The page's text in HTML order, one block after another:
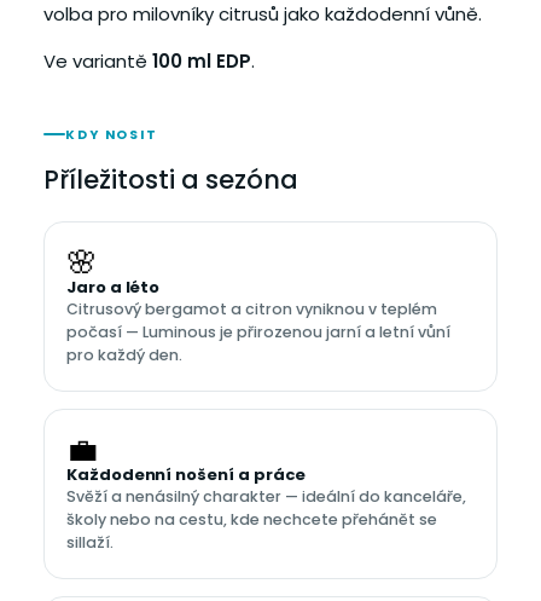
volba pro milovníky citrusů jako každodenní vůně.
Ve variantě 100 ml EDP.
KDY NOSIT
Příležitosti a sezóna
🌸
Jaro a léto
Citrusový bergamot a citron vyniknou v teplém
počasí — Luminous je přirozenou jarní a letní vůní
pro každý den.
💼
Každodenní nošení a práce
Svěží a nenásilný charakter — ideální do kanceláře,
školy nebo na cestu, kde nechcete přehánět se
sillaží.